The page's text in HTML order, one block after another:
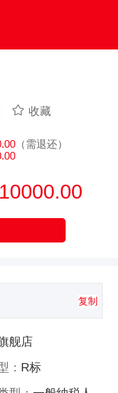
收藏
（需退还）
10000.00
复制
舰店
： R标